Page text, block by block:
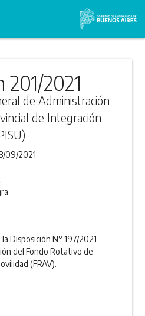
2021
de Administración
de Integración
09/2021
Disposición N° 197/2021
del Fondo Rotativo de
(FRAV).